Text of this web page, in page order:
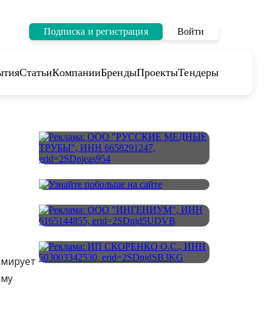
Подписка и регистрация Войти
СтатьиКомпанииБрендыПроектыТендеры